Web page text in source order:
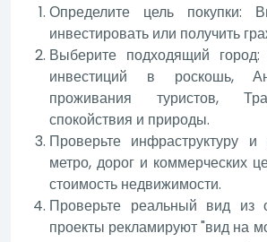
Определите цель покупки:
инвестировать или получить
Выберите подходящий
инвестиций в роскошь,
проживания туристов,
спокойствия и природы.
Проверьте инфраструктуру и
метро, дорог и коммерческих
стоимость недвижимости.
Проверьте реальный вид из
проекты рекламируют "вид на